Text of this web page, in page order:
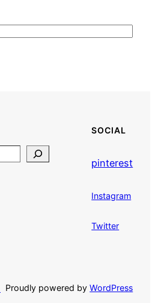
SOCIAL
pinterest
Instagram
Twitter
Proudly powered byWordPress